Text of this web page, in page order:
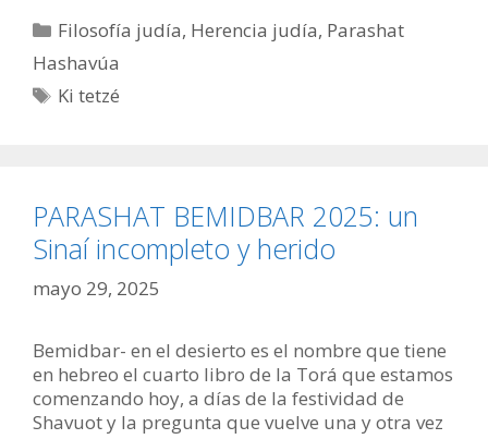
Categorías
Filosofía judía, Herencia judía, Parashat
Hashavúa
Etiquetas
Ki tetzé
PARASHAT BEMIDBAR 2025: un
Sinaí incompleto y herido
mayo 29, 2025
Bemidbar- en el desierto es el nombre que tiene
en hebreo el cuarto libro de la Torá que estamos
comenzando hoy, a días de la festividad de
Shavuot y la pregunta que vuelve una y otra vez